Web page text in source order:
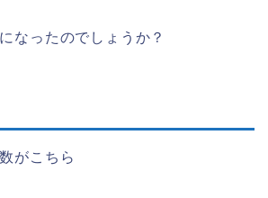
なったのでしょうか？
がこちら